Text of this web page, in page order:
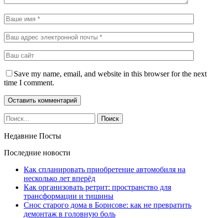
Save my name, email, and website in this browser for the next
time I comment.
Недавние Посты
Последние новости
Как спланировать приобретение автомобиля на
несколько лет вперёд
Как организовать ретрит: пространство для
трансформации и тишины
Снос старого дома в Борисове: как не превратить
демонтаж в головную боль